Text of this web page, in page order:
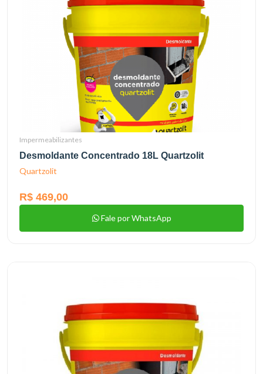
Impermeabilizantes
Desmoldante Concentrado 18L Quartzolit
Quartzolit
R$ 469,00
Fale por WhatsApp